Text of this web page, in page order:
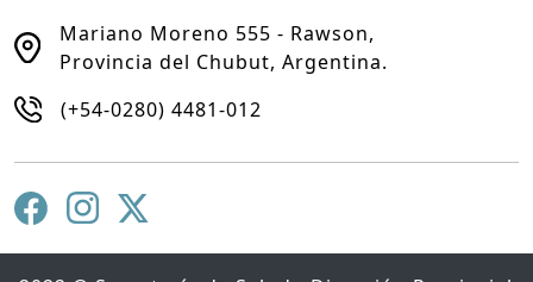
Mariano Moreno 555 - Rawson,
Provincia del Chubut, Argentina.
(+54-0280) 4481-012